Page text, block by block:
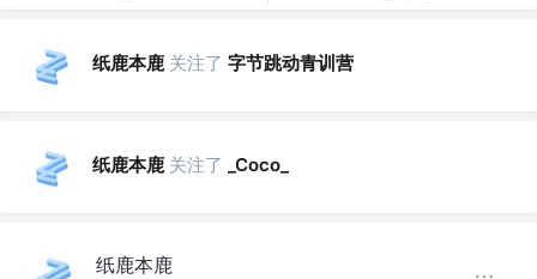
纸鹿本鹿 关注了 字节跳动青训营
纸鹿本鹿 关注了 _Coco_
纸鹿本鹿